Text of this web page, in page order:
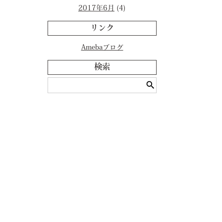
2017年6月 (4)
リンク
Amebaブログ
検索